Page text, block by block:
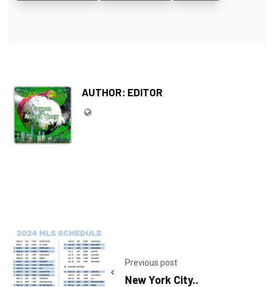
AUTHOR: EDITOR
navigation
Previous post
New York City..